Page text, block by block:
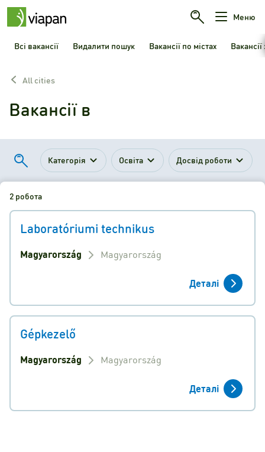
Меню
Всі вакансії Видалити пошук Вакансії по містах
All cities
Вакансії в
Категорія Освіта Досвід роботи
2 робота
Laboratóriumi technikus
Magyarország Magyarország
Деталі
Gépkezelő
Magyarország Magyarország
Деталі